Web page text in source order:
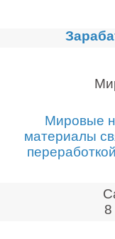
Видео
Мировые
материалы
8